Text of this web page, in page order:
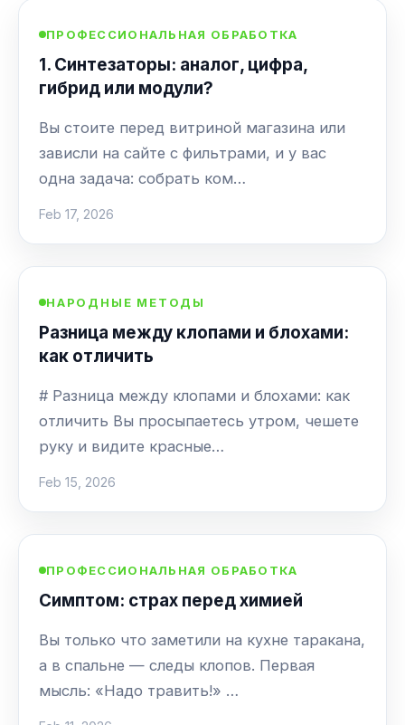
ПРОФЕССИОНАЛЬНАЯ ОБРАБОТКА
1. Синтезаторы: аналог, цифра,
гибрид или модули?
Вы стоите перед витриной магазина или
зависли на сайте с фильтрами, и у вас
одна задача: собрать ком…
Feb 17, 2026
НАРОДНЫЕ МЕТОДЫ
Разница между клопами и блохами:
как отличить
# Разница между клопами и блохами: как
отличить Вы просыпаетесь утром, чешете
руку и видите красные…
Feb 15, 2026
ПРОФЕССИОНАЛЬНАЯ ОБРАБОТКА
Симптом: страх перед химией
Вы только что заметили на кухне таракана,
а в спальне — следы клопов. Первая
мысль: «Надо травить!» …